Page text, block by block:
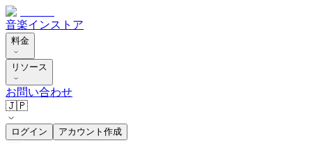
音楽インストア
料金
リソース
お問い合わせ
🇯🇵
ログイン アカウント作成